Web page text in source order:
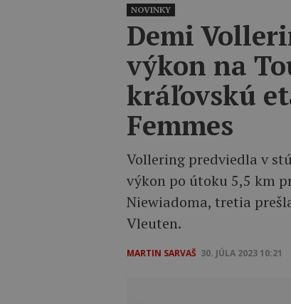
NOVINKY
Demi
výkon na
kráľovskú
Femmes
Vollering predviedla v
výkon po útoku 5,5 km
Niewiadoma, tretia
Vleuten.
MARTIN SARVAŠ 30. JÚLA 2023 10:21